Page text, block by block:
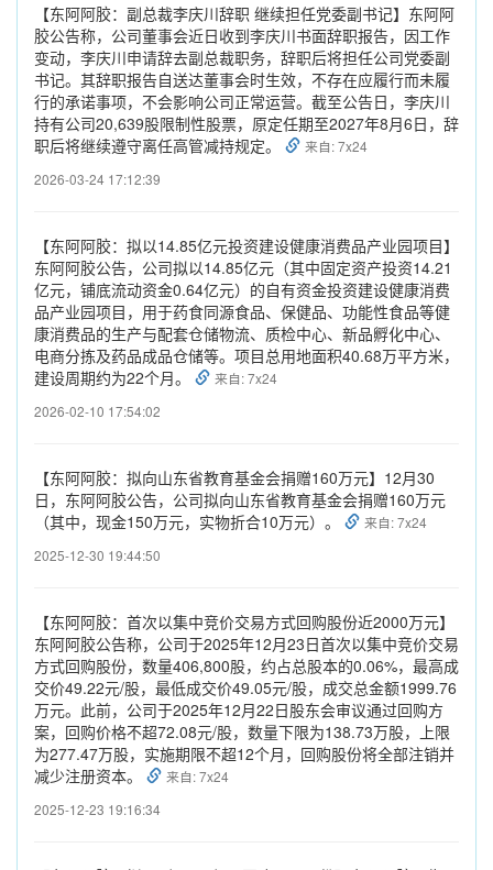
【东阿阿胶：副总裁李庆川辞职 继续担任党委副书记】东阿阿
胶公告称，公司董事会近日收到李庆川书面辞职报告，因工作
变动，李庆川申请辞去副总裁职务，辞职后将担任公司党委副
书记。其辞职报告自送达董事会时生效，不存在应履行而未履
行的承诺事项，不会影响公司正常运营。截至公告日，李庆川
持有公司20,639股限制性股票，原定任期至2027年8月6日，辞
职后将继续遵守离任高管减持规定。
来自: 7x24
2026-03-24 17:12:39
【东阿阿胶：拟以14.85亿元投资建设健康消费品产业园项目】
东阿阿胶公告，公司拟以14.85亿元（其中固定资产投资14.21
亿元，铺底流动资金0.64亿元）的自有资金投资建设健康消费
品产业园项目，用于药食同源食品、保健品、功能性食品等健
康消费品的生产与配套仓储物流、质检中心、新品孵化中心、
电商分拣及药品成品仓储等。项目总用地面积40.68万平方米，
建设周期约为22个月。
来自: 7x24
2026-02-10 17:54:02
【东阿阿胶：拟向山东省教育基金会捐赠160万元】12月30
日，东阿阿胶公告，公司拟向山东省教育基金会捐赠160万元
（其中，现金150万元，实物折合10万元）。
来自: 7x24
2025-12-30 19:44:50
【东阿阿胶：首次以集中竞价交易方式回购股份近2000万元】
东阿阿胶公告称，公司于2025年12月23日首次以集中竞价交易
方式回购股份，数量406,800股，约占总股本的0.06%，最高成
交价49.22元/股，最低成交价49.05元/股，成交总金额1999.76
万元。此前，公司于2025年12月22日股东会审议通过回购方
案，回购价格不超72.08元/股，数量下限为138.73万股，上限
为277.47万股，实施期限不超12个月，回购股份将全部注销并
减少注册资本。
来自: 7x24
2025-12-23 19:16:34